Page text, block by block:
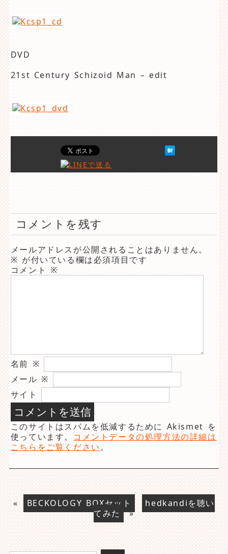
DVD
21st Century Schizoid Man – edit
コメントを残す
メールアドレスが公開されることはありません。
※ が付いている欄は必須項目です
コメント ※
名前 ※
メール※
サイト
このサイトはスパムを低減するために Akismet を
使っています。 コメントデータの処理方法の詳細は
こちらをご覧ください。
« BECKOLOGY BOXセット
hedkandiを聴い
てみた »